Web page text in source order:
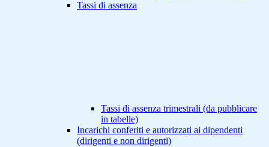
Tassi di assenza
Tassi di assenza trimestrali (da pubblicare
in tabelle)
Incarichi conferiti e autorizzati ai dipendenti
(dirigenti e non dirigenti)